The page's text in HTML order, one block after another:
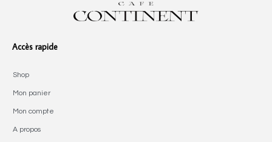
Accès rapide
Shop
Mon panier
Mon compte
A propos